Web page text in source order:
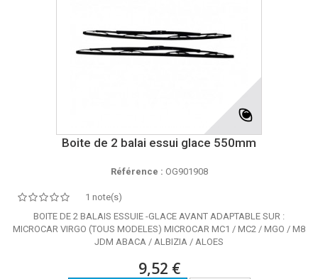
Boite de 2 balai essui glace 550mm
Référence : OG901908
1 note(s)
BOITE DE 2 BALAIS ESSUIE -GLACE AVANT ADAPTABLE SUR :
MICROCAR VIRGO (TOUS MODELES) MICROCAR MC1 / MC2 / MGO / M8
JDM ABACA / ALBIZIA / ALOES
9,52 €